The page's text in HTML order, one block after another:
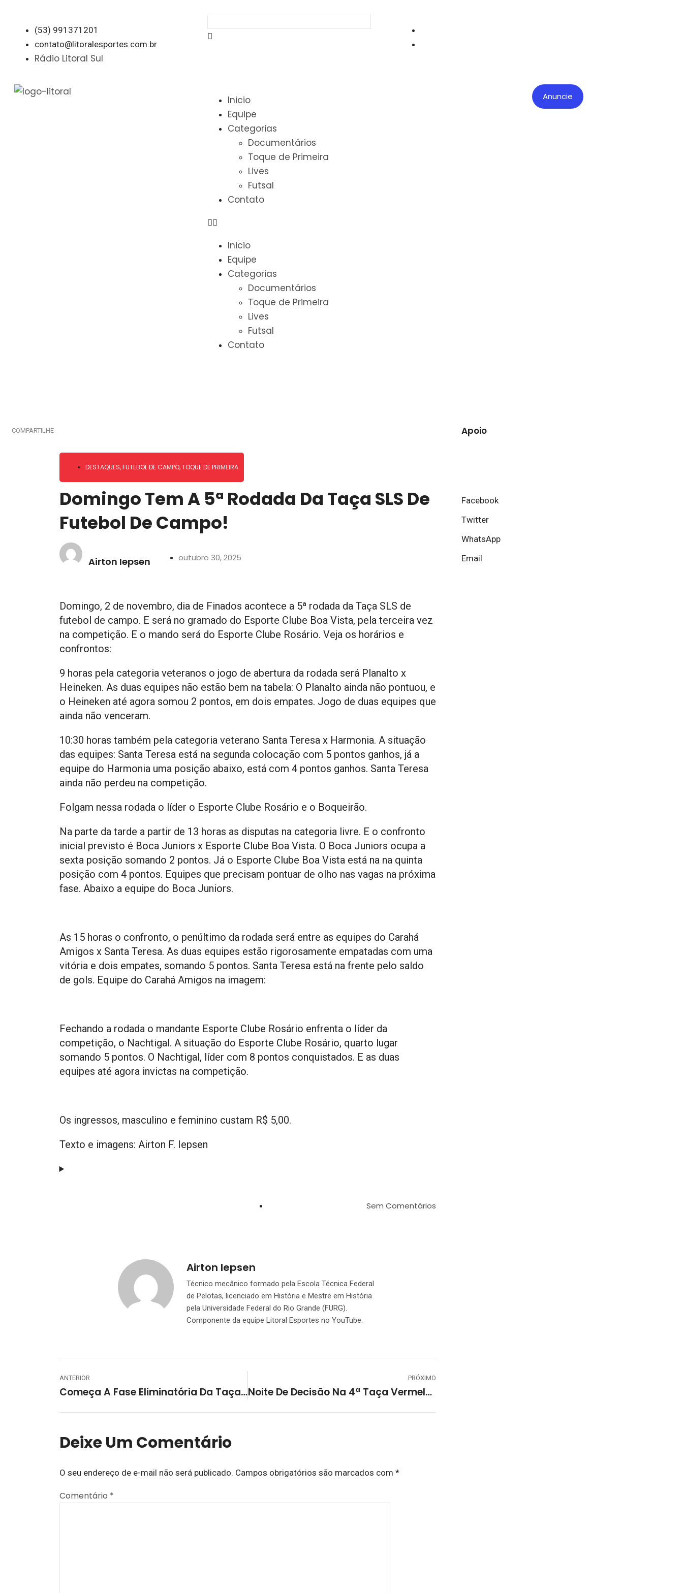
(53) 991371201
contato@litoralesportes.com.br
Rádio Litoral Sul
Inicio
Equipe
Categorias
Documentários
Toque de Primeira
Lives
Futsal
Contato
Inicio
Equipe
Categorias
Documentários
Toque de Primeira
Lives
Futsal
Contato
Anuncie
COMPARTILHE
DESTAQUES,FUTEBOL DE CAMPO,TOQUE DE PRIMEIRA
Domingo Tem A 5ª Rodada Da Taça SLS De
Futebol De Campo!
Airton Iepsen outubro 30, 2025
Domingo, 2 de novembro, dia de Finados acontece a 5ª rodada da Taça SLS de
futebol de campo. E será no gramado do Esporte Clube Boa Vista, pela terceira vez
na competição. E o mando será do Esporte Clube Rosário. Veja os horários e
confrontos:
9 horas pela categoria veteranos o jogo de abertura da rodada será Planalto x
Heineken. As duas equipes não estão bem na tabela: O Planalto ainda não pontuou, e
o Heineken até agora somou 2 pontos, em dois empates. Jogo de duas equipes que
ainda não venceram.
10:30 horas também pela categoria veterano Santa Teresa x Harmonia. A situação
das equipes: Santa Teresa está na segunda colocação com 5 pontos ganhos, já a
equipe do Harmonia uma posição abaixo, está com 4 pontos ganhos. Santa Teresa
ainda não perdeu na competição.
Folgam nessa rodada o líder o Esporte Clube Rosário e o Boqueirão.
Na parte da tarde a partir de 13 horas as disputas na categoria livre. E o confronto
inicial previsto é Boca Juniors x Esporte Clube Boa Vista. O Boca Juniors ocupa a
sexta posição somando 2 pontos. Já o Esporte Clube Boa Vista está na na quinta
posição com 4 pontos. Equipes que precisam pontuar de olho nas vagas na próxima
fase. Abaixo a equipe do Boca Juniors.
As 15 horas o confronto, o penúltimo da rodada será entre as equipes do Carahá
Amigos x Santa Teresa. As duas equipes estão rigorosamente empatadas com uma
vitória e dois empates, somando 5 pontos. Santa Teresa está na frente pelo saldo
de gols. Equipe do Carahá Amigos na imagem:
Fechando a rodada o mandante Esporte Clube Rosário enfrenta o líder da
competição, o Nachtigal. A situação do Esporte Clube Rosário, quarto lugar
somando 5 pontos. O Nachtigal, líder com 8 pontos conquistados. E as duas
equipes até agora invictas na competição.
Os ingressos, masculino e feminino custam R$ 5,00.
Texto e imagens: Airton F. Iepsen
Sem Comentários
Airton Iepsen
Técnico mecânico formado pela Escola Técnica Federal
de Pelotas, licenciado em História e Mestre em História
pela Universidade Federal do Rio Grande (FURG).
Componente da equipe Litoral Esportes no YouTube.
ANTERIOR
Começa A Fase Eliminatória Da Taça Vermelho E Branco ADB Alimentos Edição 2025
PRÓXIMO
Noite De Decisão Na 4ª Taça Vermelho E Branco ADB Alimentos
Deixe Um Comentário
O seu endereço de e-mail não será publicado. Campos obrigatórios são marcados com *
Comentário *
Apoio
Facebook
Twitter
WhatsApp
Email